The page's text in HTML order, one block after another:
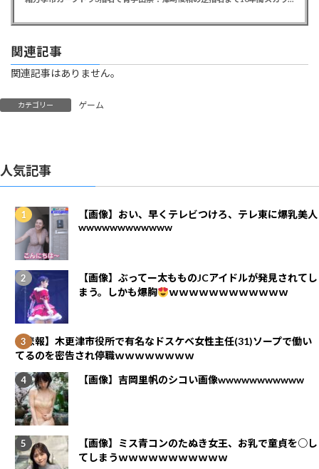
関連記事
関連記事はありません。
カテゴリー ゲーム
人気記事
【画像】おい、早くテレビつけろ、テレ東に爆乳美人
wwwwwwwwwwww
【画像】ぶってー太もものJCアイドルが発見されてし
まう。しかも爆胸
ｗｗｗｗｗｗｗｗｗｗｗｗ
【悲報】木更津市役所で有名なドスケベ女性主任(31)ソープで働い
てるのを密告され停職ｗｗｗｗｗｗｗｗ
【画像】吉岡里帆のシコい画像wwwwwwwwwww
【画像】ミス青コンのたぬき女王、お乳で童貞を○し
てしまうｗｗｗｗｗｗｗｗｗｗｗ